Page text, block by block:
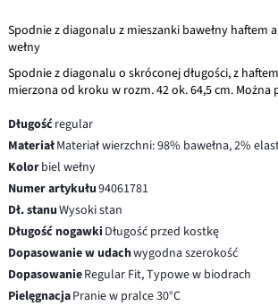
Spodnie z diagonalu z mieszanki bawełny haftem
wełny
Spodnie z diagonalu o skróconej długości, z
mierzona od kroku w rozm. 42 ok. 64,5 cm. Można
Długośćregular
MateriałMateriał wierzchni: 98% bawełna, 2%
Kolorbiel wełny
Numer artykułu94061781
Dł. stanuWysoki stan
Długość nogawki Długość przed kostkę
Dopasowanie w udachwygodna szerokość
DopasowanieRegular Fit, Typowe w biodrach
PielęgnacjaPranie w pralce 30°C